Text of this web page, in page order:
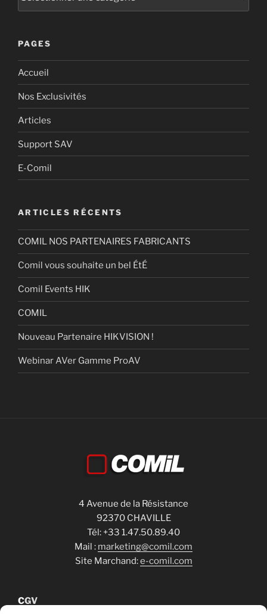
PAGES
Accueil
Nos Exclusivités
Articles
Support SAV
E-Comil
ARTICLES RÉCENTS
COMIL NOS PARTENAIRES FABRICANTS
Comil vous souhaite un bel ÉtÉ
Comil Events HIK
COMIL
Nouveau Partenaire HIKVISION !
Webinar AVer Gamme ProAV
4 Avenue de la Résistance
92370 CHAVILLE
Tél: +33 1.47.50.89.40
Mail : marketing@comil.com
Site Marchand:e-comil.com
CGV